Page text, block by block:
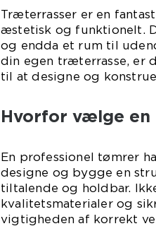
Træterrasser er en
æstetisk og funktionelt.
og endda et rum til
din egen træterrasse, er
til at designe og
Hvorfor vælge
En professionel tømrer
designe og bygge en
tiltalende og holdbar.
kvalitetsmaterialer og
vigtigheden af korrekt